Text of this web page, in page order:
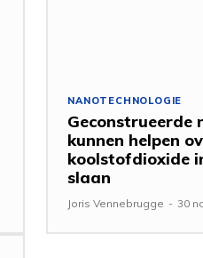
NANOTECHNOLOGIE
Geconstrueerde
kunnen helpen
koolstofdioxide
slaan
Joris Vennebrugge - 30